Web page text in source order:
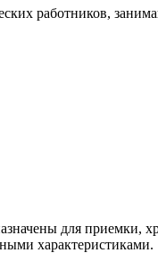
работников,
для приемки,
характеристиками.